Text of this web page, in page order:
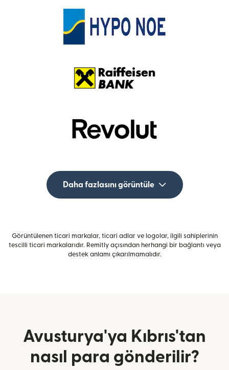
Daha fazlasını görüntüle
Görüntülenen ticari markalar, ticari adlar ve logolar, ilgili sahiplerinin
tescilli ticari markalarıdır. Remitly açısından herhangi bir bağlantı veya
destek anlamı çıkarılmamalıdır.
Avusturya'ya Kıbrıs'tan
nasıl para gönderilir?